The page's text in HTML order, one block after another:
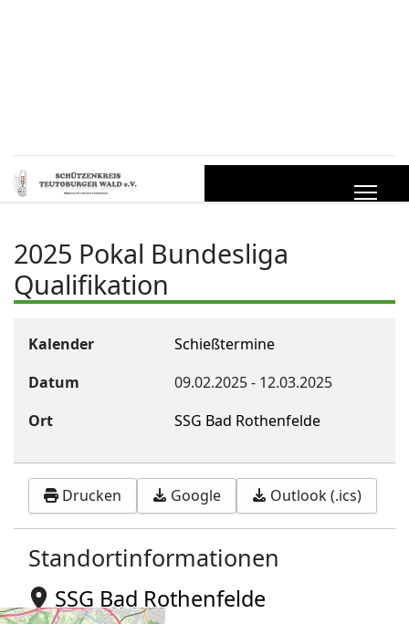
2025 Pokal Bundesliga
Qualifikation
Kalender
Schießtermine
Datum
09.02.2025- 12.03.2025
Ort
SSG Bad Rothenfelde
Drucken Google Outlook (.ics)
Standortinformationen
SSG Bad Rothenfelde